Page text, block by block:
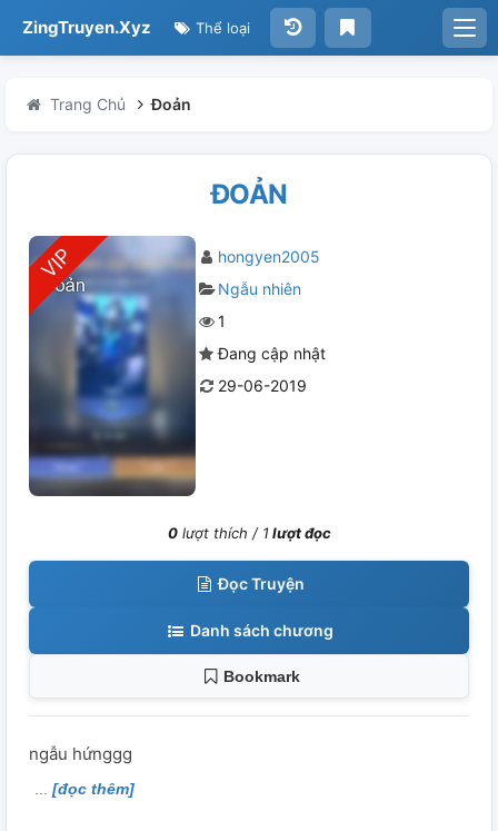
ZingTruyen.Xyz Thể loại
Trang Chủ Đoản
ĐOẢN
hongyen2005
Ngẫu nhiên
1
Đang cập nhật
29-06-2019
0lượt thích / 1lượt đọc
Đọc Truyện
Danh sách chương
Bookmark
ngẫu hứnggg
[đọc thêm]